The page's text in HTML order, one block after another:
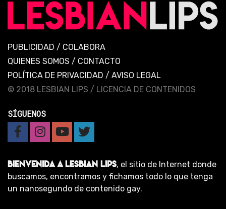
PUBLICIDAD / COLABORA
QUIENES SOMOS / CONTACTO
POLÍTICA DE PRIVACIDAD / AVISO LEGAL
© 2018 LESBIAN LIPS / LICENCIA DE CONTENIDOS
SÍGUENOS
BIENVENIDA A LESBIAN LIPS, el sitio de Internet donde
buscamos, encontramos y fichamos todo lo que tenga
un nanosegundo de contenido gay.